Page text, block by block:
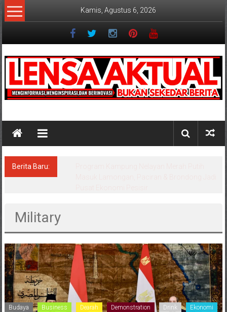
Lompat
ke
Kamis, Agustus 6, 2026
Berita Baru:
Military
Budaya Business Dearah Demonstration Drink Ekonomi